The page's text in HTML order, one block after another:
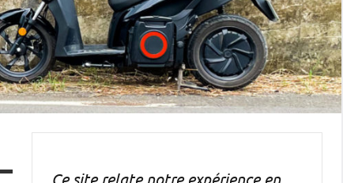
Ce site relate notre expérience en